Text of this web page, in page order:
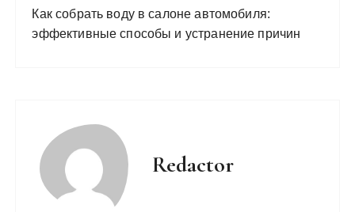
Как собрать воду в салоне автомобиля:
эффективные способы и устранение причин
Redactor